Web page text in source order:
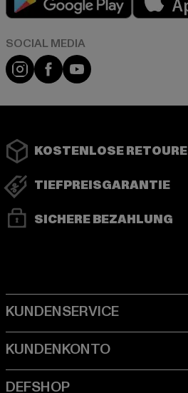
Instagram
FacebookYouTube
KOSTENLOSE RETOURE
TIEFPREISGARANTIE
SICHERE BEZAHLUNG